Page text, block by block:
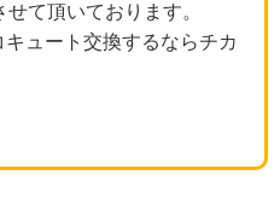
て頂いております。
ュート交換するならチカ